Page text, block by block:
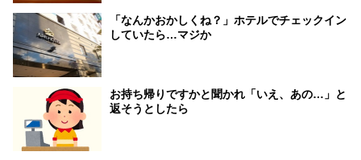
「なんかおかしくね？」ホテルでチェックイン
していたら…マジか
お持ち帰りですかと聞かれ「いえ、あの…」と
返そうとしたら